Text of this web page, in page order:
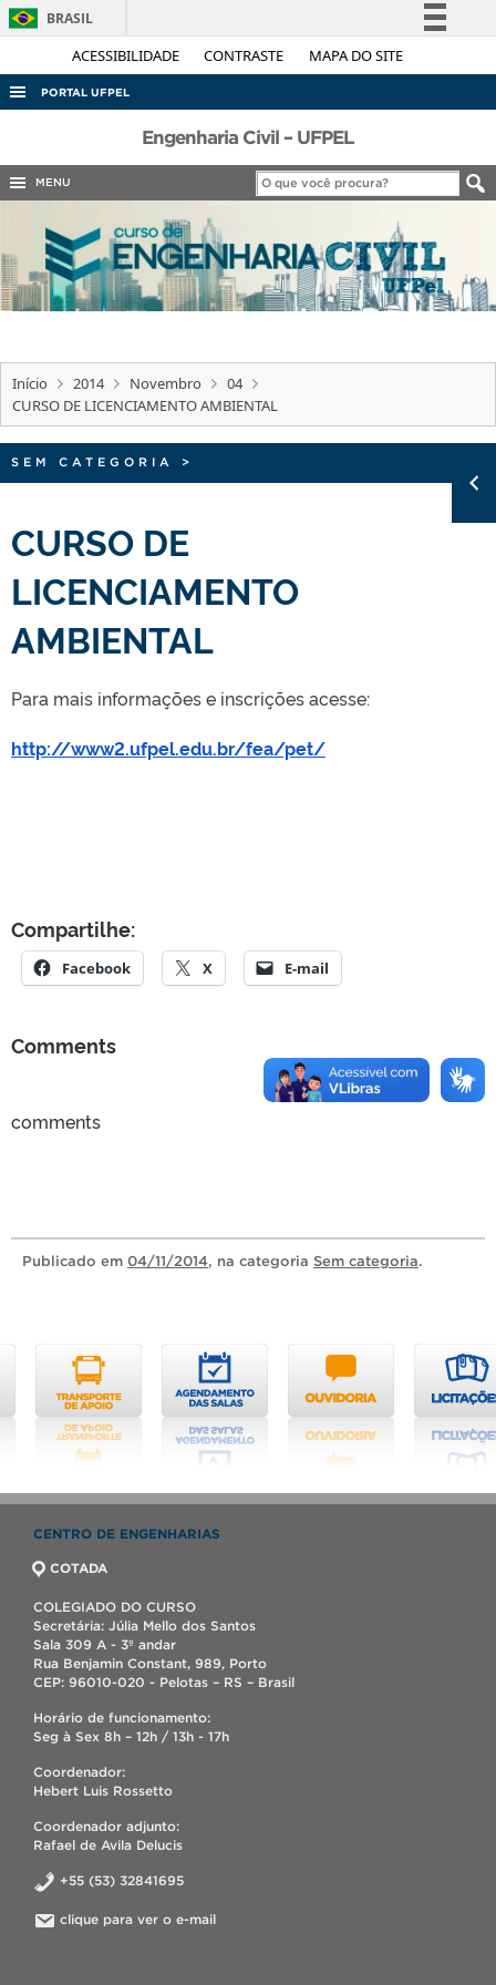
ACESSIBILIDADE CONTRASTE MAPA DO SITE
BRASIL
Simplifique!
Legislação
PORTAL UFPEL
ACESSO À INFORMAÇÃO
AUDITORIA
CONCURSOS
EDITAIS
Engenharia Civil – UFPEL
MENU
Início 2014 Novembro
04
CURSO DE LICENCIAMENTO AMBIENTAL
SEM CATEGORIA >
CURSO DE
LICENCIAMENTO
AMBIENTAL
Para mais informações e inscrições acesse:
http://www2.ufpel.edu.br/fea/pet/
Compartilhe:
Facebook X E-mail
Comments
comments
Publicado em 04/11/2014, na categoria Sem categoria.
CENTRO DE ENGENHARIAS
COTADA
COLEGIADO DO CURSO
Secretária: Júlia Mello dos Santos
Sala 309 A - 3º andar
Rua Benjamin Constant, 989, Porto
CEP: 96010-020 - Pelotas – RS – Brasil
Horário de funcionamento:
Seg à Sex 8h – 12h / 13h - 17h
Coordenador:
Hebert Luis Rossetto
Coordenador adjunto:
Rafael de Avila Delucis
+55 (53) 32841695
clique para ver o e-mail